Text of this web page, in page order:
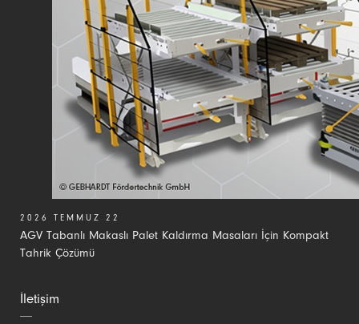
AGV Tabanlı Makaslı Palet Kaldırma Masaları İçin Kompakt
Tahrik Çözümü
2026 TEMMUZ 22
İletişim